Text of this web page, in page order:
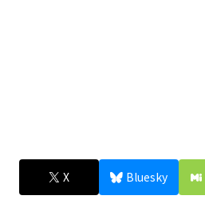
X Bluesky